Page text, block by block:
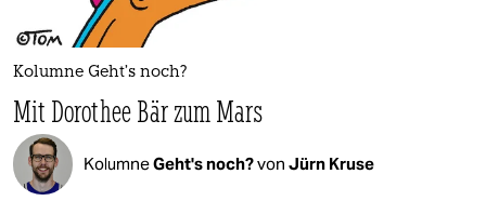
Kolumne Geht’s noch?
Mit Dorothee Bär zum Mars
KolumneGeht's noch?von Jürn Kruse